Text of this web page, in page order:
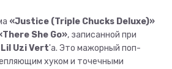
«Justice (Triple Chucks Deluxe)»
She Go», записанной при
Lil Uzi Vert'а. Это мажорный поп-
хуком и точечными